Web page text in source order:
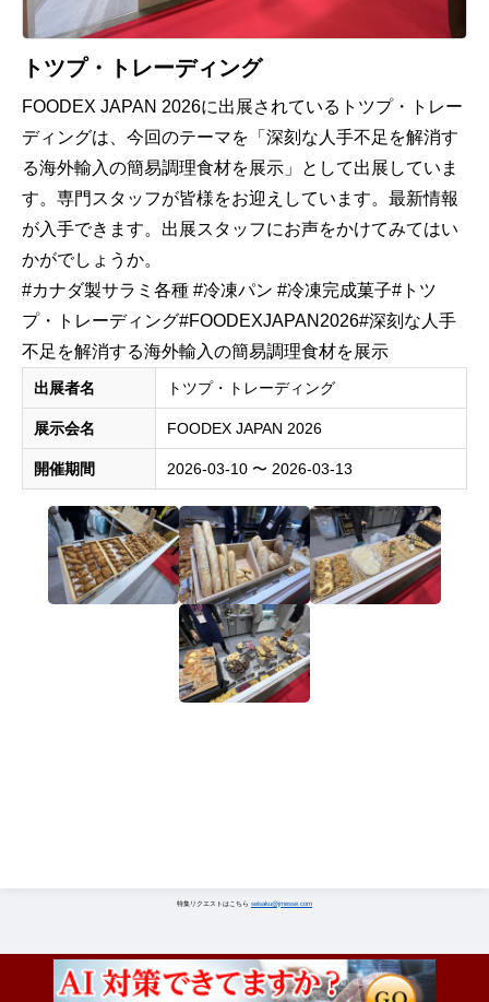
トツプ・トレーディング
FOODEX JAPAN 2026に出展されているトツプ・トレー
ディングは、今回のテーマを「深刻な人手不足を解消す
る海外輸入の簡易調理食材を展示」として出展していま
す。専門スタッフが皆様をお迎えしています。最新情報
が入手できます。出展スタッフにお声をかけてみてはい
かがでしょうか。
#カナダ製サラミ各種 #冷凍パン #冷凍完成菓子#トツ
プ・トレーディング#FOODEXJAPAN2026#深刻な人手
不足を解消する海外輸入の簡易調理食材を展示
出展者名 トツプ・トレーディング
展示会名 FOODEX JAPAN 2026
開催期間 2026-03-10 〜 2026-03-13
特集リクエストはこちら seisaku@jmesse.com